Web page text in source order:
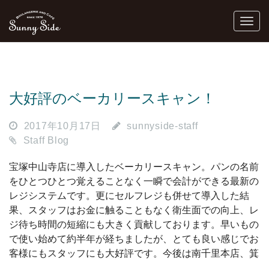
大好評のベーカリースキャン！
2017年10月17日
sunnyside-staff
Staff Blog
宝塚中山寺店に導入したベーカリースキャン。パンの名前
をひとつひとつ覚えることなく一瞬で会計ができる最新の
レジシステムです。更にセルフレジも併せて導入した結
果、スタッフはお金に触ることもなく衛生面での向上、レ
ジ待ち時間の短縮にも大きく貢献しております。早いもの
で使い始めて約半年が経ちましたが、とても良い感じでお
客様にもスタッフにも大好評です。今後は南千里本店、箕